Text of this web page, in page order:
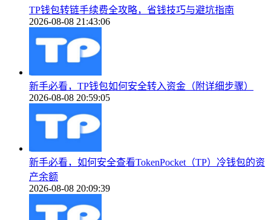
TP钱包转链手续费全攻略，省钱技巧与避坑指南
2026-08-08 21:43:06
新手必看，TP钱包如何安全转入资金（附详细步骤）
2026-08-08 20:59:05
新手必看，如何安全查看TokenPocket（TP）冷钱包的资
产余额
2026-08-08 20:09:39